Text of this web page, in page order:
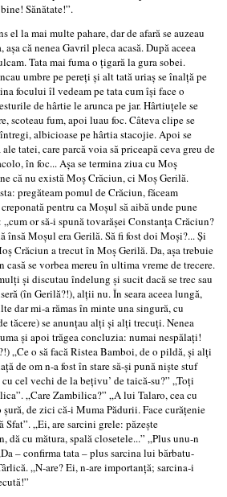
Sănătate!”.
el la mai multe pahare, dar de afară se auzeau
că nenea Gavril pleca acasă. După aceea
Tata mai fuma o ţigară la gura sobei.
umbre pe pereţi şi alt tată uriaş se înalţă pe
focului îl vedeam pe tata cum îşi face o
de hârtie le arunca pe jar. Hârtiuţele se
scoteau fum, apoi luau foc. Câteva clipe se
albicioase pe hârtia stacojie. Apoi se
tatei, care parcă voia să priceapă ceva greu de
în foc... Aşa se termina ziua cu Moş
că nu există Moş Crăciun, ci Moş Gerilă.
pregăteam pomul de Crăciun, făceam
pentru ca Moşul să aibă unde pune
or să-i spună tovarăşei Constanţa Crăciun?
însă Moşul era Gerilă. Să fi fost doi Moşi?... Şi
Crăciun a trecut în Moş Gerilă. Da, aşa trebuie
casă se vorbea mereu în ultima vreme de trecere.
şi discutau îndelung şi sucit dacă se trec sau
(în Gerilă?!), alţii nu. În seara aceea lungă,
dar mi-a rămas în minte una singură, cu
tăcere) se anunţau alţi şi alţi trecuţi. Nenea
şi apoi trăgea concluzia: numai nespălaţi!
„Ce o să facă Ristea Bamboi, de o pildă, şi alţi
de om n-a fost în stare să-şi pună nişte stuf
cel vechi de la beţivu’ de taică-su?” „Toţi
„Care Zambilica?” „A lui Talaro, cea cu
de zici că-i Muma Pădurii. Face curăţenie
Sfat”. „Ei, are sarcini grele: păzeşte
dă cu mătura, spală closetele...” „Plus unu-n
– confirma tata – plus sarcina lui bărbatu-
„N-are? Ei, n-are importanţă; sarcina‑i